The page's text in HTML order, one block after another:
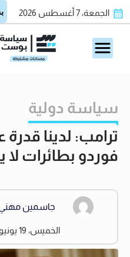
الجمعة، 7 أغسطس 2026
سياسة دولية
ترامب: لدينا
فوردو بطائرات
جاسمين
الخميس، 19 يونيو 2025 07:39 صباحًا